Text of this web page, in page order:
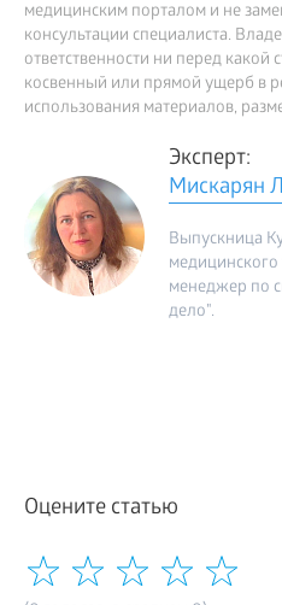
медицинским порталом и не
консультации специалиста.
ответственности ни перед
косвенный или прямой ущерб в
использования материалов,
Эксперт:
Мискарян
Выпускница
менеджер по
дело".
Оцените статью